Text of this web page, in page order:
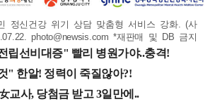
정신건강 위기 상담 맞춤형 서비스 강화. (사
photo@newsis.com *재판매 및 DB 금지